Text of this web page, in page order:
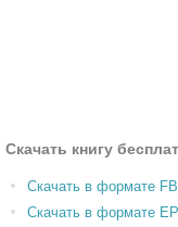
Скачать книгу
Скачать в формате
Скачать в формате